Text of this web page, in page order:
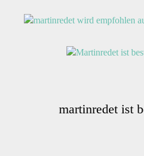
martinredet ist